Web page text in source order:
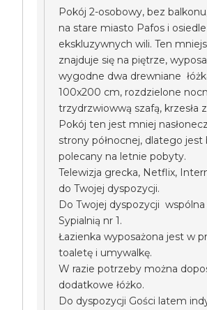
Pokój 2-osobowy, bez
na stare miasto Pafos i osiedle
ekskluzywnych wili. Ten
znajduje się na piętrze,
wygodne dwa drewniane
100x200 cm, rozdzielone
trzydrzwiowwą szafą, krzesła
Pokój ten jest mniej
strony północnej, dlatego jest
polecany na letnie pobyty.
Telewizja grecka, Netflix,
do Twojej dyspozycji.
Do Twojej dyspozycji wspólna
Sypialnią nr 1.
Łazienka wyposażona jest w
toaletę i umywalkę.
W razie potrzeby można
dodatkowe łóżko.
Do dyspozycji Gości latem